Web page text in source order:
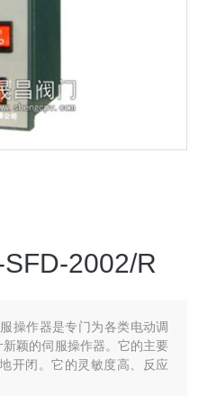
2002/R
操作器是专门为各类电动调
颖的伺服操作器。它的主要
开闭。它的灵敏度高、反应